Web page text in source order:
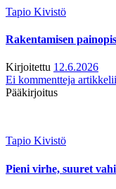
Tapio Kivistö
Rakentamisen
Kirjoitettu 12.6.2026
Ei kommentteja
Pääkirjoitus
Tapio Kivistö
Pieni virhe, suuret